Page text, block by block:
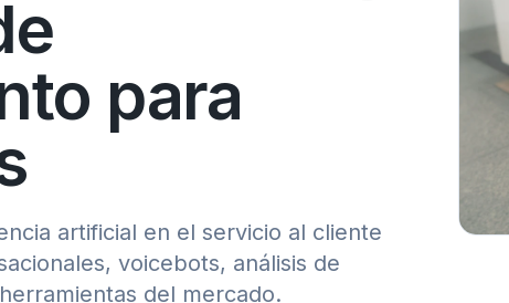
para
artificial en el servicio al cliente
voicebots, análisis de
del mercado.